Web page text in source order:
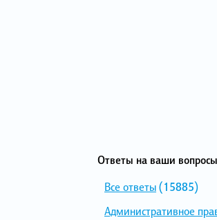
Ответы на ваши
Все ответы(15885)
Административное